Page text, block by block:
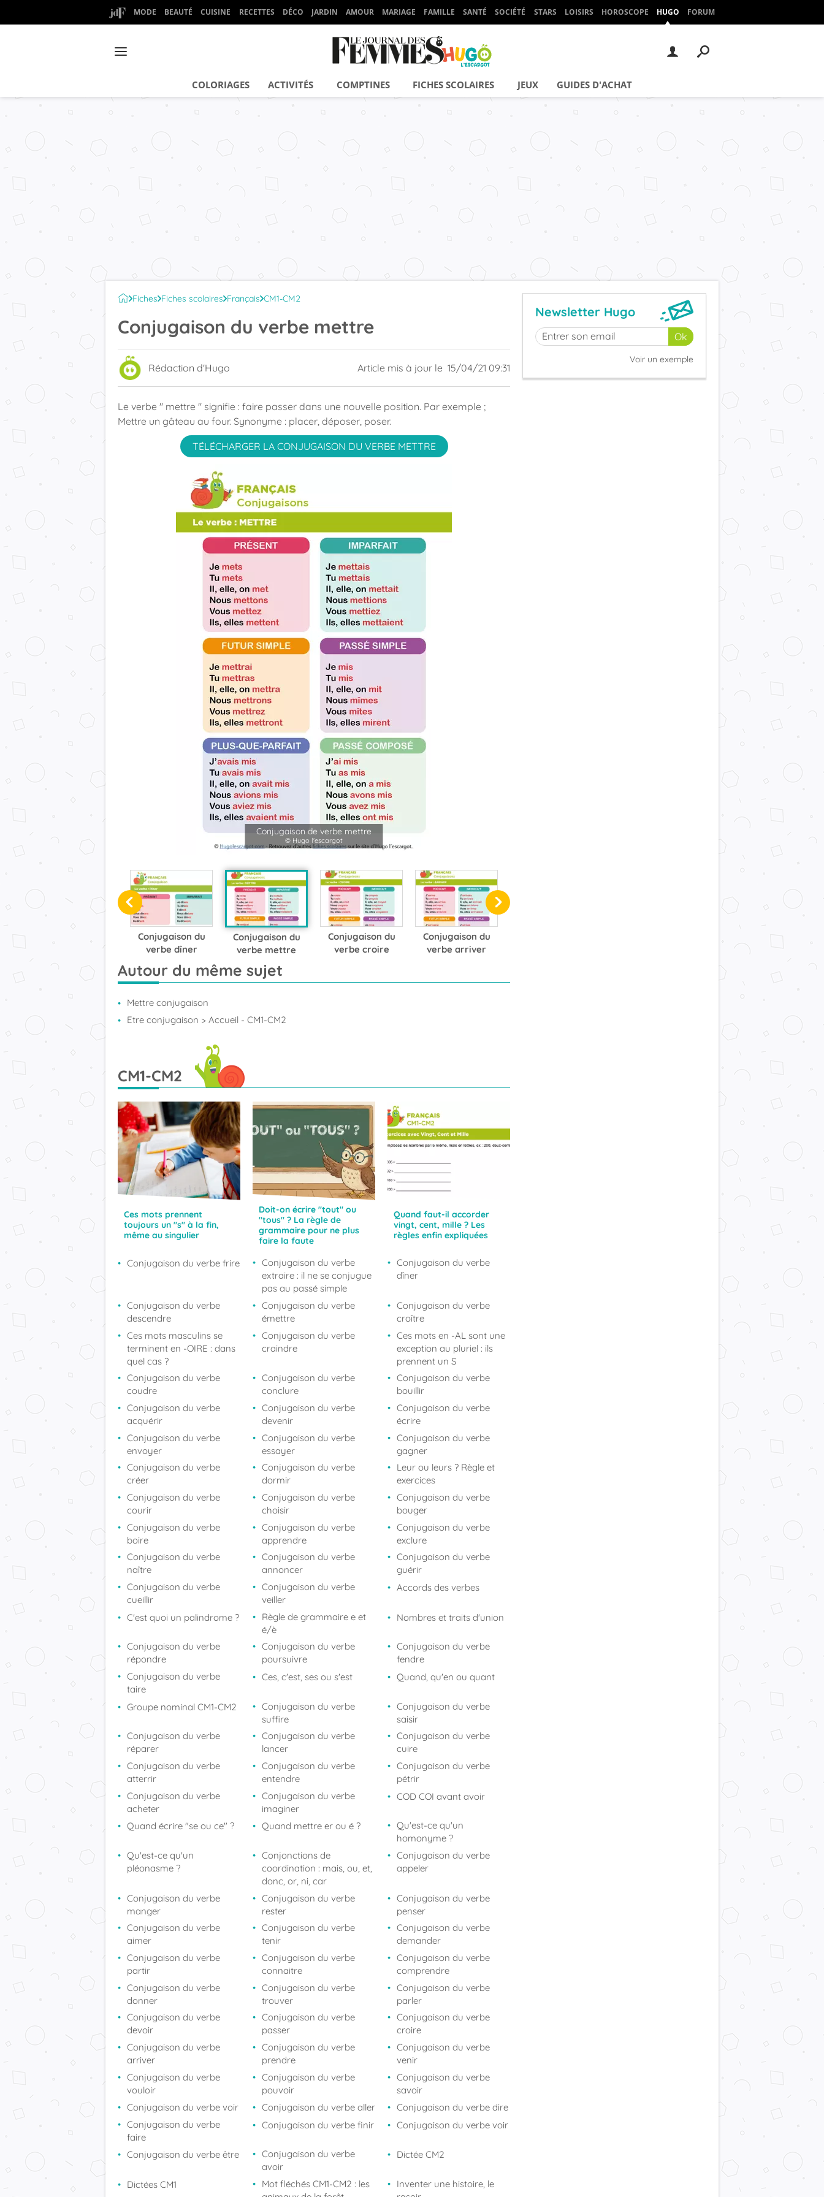
MODE BEAUTÉ CUISINE RECETTES DÉCO JARDIN AMOUR MARIAGE FAMILLE SANTÉ SOCIÉTÉ STARS LOISIRS HOROSCOPE HUGO FORUM
COLORIAGES ACTIVITÉS COMPTINES FICHES SCOLAIRES JEUX GUIDES D'ACHAT
Fiches Fiches scolaires Français CM1-CM2
Conjugaison du verbe mettre
Rédaction d'Hugo Article mis à jour le 15/04/21 09:31
Le verbe " mettre " signifie : faire passer dans une nouvelle position. Par exemple ;
Mettre un gâteau au four. Synonyme : placer, déposer, poser.
TÉLÉCHARGER LA CONJUGAISON DU VERBE METTRE
Conjugaison de verbe mettre
© Hugo l'escargot
Conjugaison du
verbe dîner
Conjugaison du
verbe mettre
Conjugaison du
verbe croire
Conjugaison du
verbe arriver
Autour du même sujet
Mettre conjugaison
Etre conjugaison > Accueil - CM1-CM2
CM1-CM2
Ces mots prennent
toujours un "s" à la fin,
même au singulier
Doit-on écrire "tout" ou
"tous" ? La règle de
grammaire pour ne plus
faire la faute
Quand faut-il accorder
vingt, cent, mille ? Les
règles enfin expliquées
Conjugaison du verbe frire
Conjugaison du verbe
extraire : il ne se conjugue
pas au passé simple
Conjugaison du verbe
dîner
Conjugaison du verbe
descendre
Conjugaison du verbe
émettre
Conjugaison du verbe
croître
Ces mots masculins se
terminent en -OIRE : dans
quel cas ?
Conjugaison du verbe
craindre
Ces mots en -AL sont une
exception au pluriel : ils
prennent un S
Conjugaison du verbe
coudre
Conjugaison du verbe
conclure
Conjugaison du verbe
bouillir
Conjugaison du verbe
acquérir
Conjugaison du verbe
devenir
Conjugaison du verbe
écrire
Conjugaison du verbe
envoyer
Conjugaison du verbe
essayer
Conjugaison du verbe
gagner
Conjugaison du verbe
créer
Conjugaison du verbe
dormir
Leur ou leurs ? Règle et
exercices
Conjugaison du verbe
courir
Conjugaison du verbe
choisir
Conjugaison du verbe
bouger
Conjugaison du verbe
boire
Conjugaison du verbe
apprendre
Conjugaison du verbe
exclure
Conjugaison du verbe
naître
Conjugaison du verbe
annoncer
Conjugaison du verbe
guérir
Conjugaison du verbe
cueillir
Conjugaison du verbe
veiller
Accords des verbes
C'est quoi un palindrome ?
Règle de grammaire e et
é/è
Nombres et traits d'union
Conjugaison du verbe
répondre
Conjugaison du verbe
poursuivre
Conjugaison du verbe
fendre
Conjugaison du verbe
taire
Ces, c'est, ses ou s'est Quand, qu'en ou quant
Groupe nominal CM1-CM2
Conjugaison du verbe
suffire
Conjugaison du verbe
saisir
Conjugaison du verbe
réparer
Conjugaison du verbe
lancer
Conjugaison du verbe
cuire
Conjugaison du verbe
atterrir
Conjugaison du verbe
entendre
Conjugaison du verbe
pétrir
Conjugaison du verbe
acheter
Conjugaison du verbe
imaginer
COD COI avant avoir
Quand écrire "se ou ce" ? Quand mettre er ou é ?
Qu'est-ce qu'un
homonyme ?
Qu'est-ce qu'un
pléonasme ?
Conjonctions de
coordination : mais, ou, et,
donc, or, ni, car
Conjugaison du verbe
appeler
Conjugaison du verbe
manger
Conjugaison du verbe
rester
Conjugaison du verbe
penser
Conjugaison du verbe
aimer
Conjugaison du verbe
tenir
Conjugaison du verbe
demander
Conjugaison du verbe
partir
Conjugaison du verbe
connaitre
Conjugaison du verbe
comprendre
Conjugaison du verbe
donner
Conjugaison du verbe
trouver
Conjugaison du verbe
parler
Conjugaison du verbe
devoir
Conjugaison du verbe
passer
Conjugaison du verbe
croire
Conjugaison du verbe
arriver
Conjugaison du verbe
prendre
Conjugaison du verbe
venir
Conjugaison du verbe
vouloir
Conjugaison du verbe
pouvoir
Conjugaison du verbe
savoir
Conjugaison du verbe voir
Conjugaison du verbe aller
Conjugaison du verbe dire
Conjugaison du verbe
faire
Conjugaison du verbe finir Conjugaison du verbe voir
Conjugaison du verbe être
Conjugaison du verbe
avoir
Dictée CM2
Dictées CM1
Mot fléchés CM1-CM2 : les
Inventer une histoire, le
Newsletter Hugo
Voir un exemple